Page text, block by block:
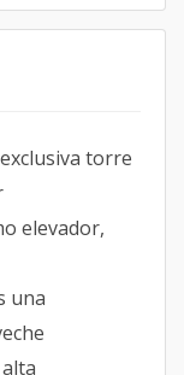
torre
elevador,
una